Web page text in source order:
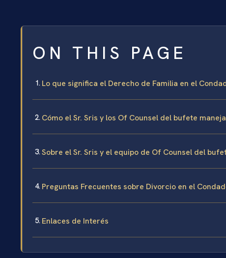
ON THIS PAGE
Lo que significa el Derecho de Familia en el
Cómo el Sr. Sris y los Of Counsel del bufete
Sobre el Sr. Sris y el equipo de Of Counsel del
Preguntas Frecuentes sobre Divorcio en el
Enlaces de Interés